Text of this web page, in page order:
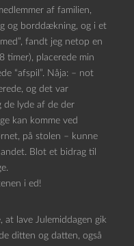
af familien,
og borddækning, og i et
fandt jeg netop en
timer), placerede min
“afspil”. Nåja: – not
og det var
de lyde af de der
kan komme ved
på stolen – kunne
Blot et bidrag til
i ed!
at lave Julemiddagen gik
ditten og datten, også